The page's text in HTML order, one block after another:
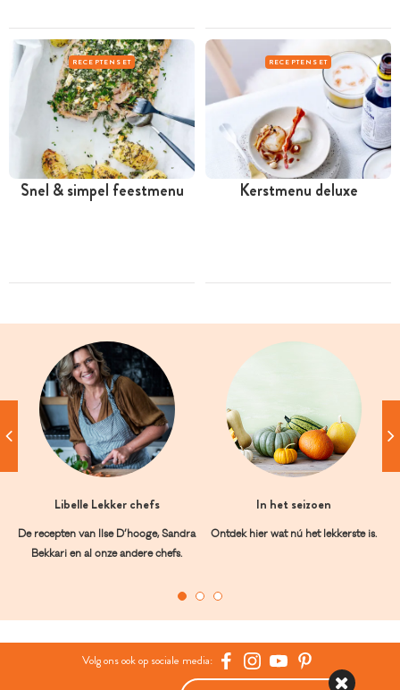
RECEPTENSET
Snel & simpel feestmenu
RECEPTENSET
Kerstmenu deluxe
Libelle Lekker chefs
De recepten van Ilse D’hooge, Sandra
Bekkari en al onze andere chefs.
In het seizoen
Ontdek hier wat nú het lekkerste is.
Volg ons ook op sociale media: